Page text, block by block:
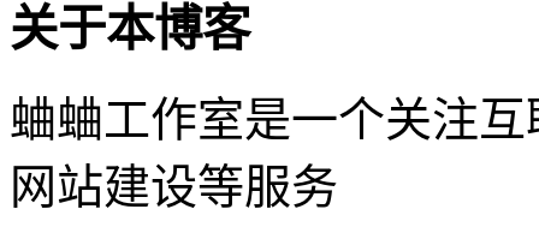
关于本博客
蛐蛐工作室是一个关注
网站建设等服务